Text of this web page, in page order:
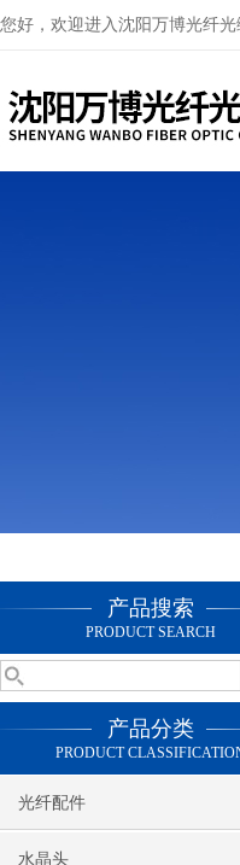
您好，欢迎进入沈阳万博光纤光
产品搜索
PRODUCT SEARCH
产品分类
PRODUCT
光纤配件
水晶头